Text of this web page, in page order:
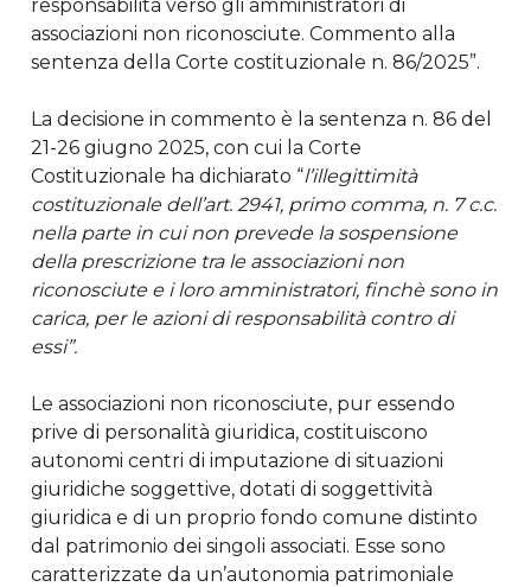
responsabilità verso gli amministratori di
associazioni non riconosciute. Commento alla
sentenza della Corte costituzionale n. 86/2025”.
La decisione in commento è la sentenza n. 86 del
21-26 giugno 2025, con cui la Corte
Costituzionale ha dichiarato “l’illegittimità
costituzionale dell’art. 2941, primo comma, n. 7 c.c.
nella parte in cui non prevede la sospensione
della prescrizione tra le associazioni non
riconosciute e i loro amministratori, finchè sono in
carica, per le azioni di responsabilità contro di
essi”.
Le associazioni non riconosciute, pur essendo
prive di personalità giuridica, costituiscono
autonomi centri di imputazione di situazioni
giuridiche soggettive, dotati di soggettività
giuridica e di un proprio fondo comune distinto
dal patrimonio dei singoli associati. Esse sono
caratterizzate da un’autonomia patrimoniale